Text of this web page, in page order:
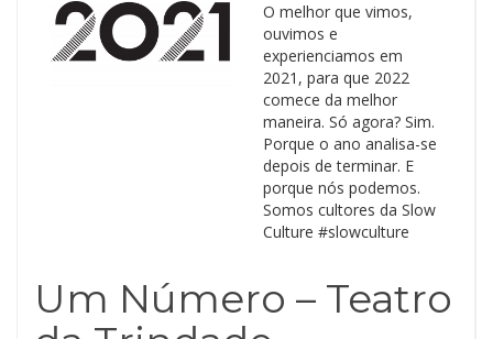
O melhor que vimos,
ouvimos e
experienciamos em
2021, para que 2022
comece da melhor
maneira. Só agora? Sim.
Porque o ano analisa-se
depois de terminar. E
porque nós podemos.
Somos cultores da Slow
Culture #slowculture
Um Número – Teatro